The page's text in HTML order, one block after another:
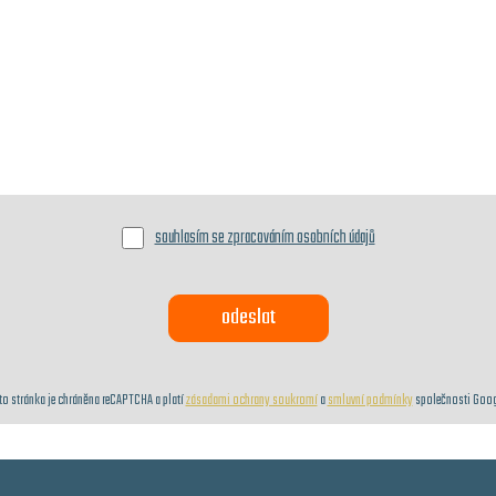
souhlasím se zpracováním osobních údajů
stránka je chráněna reCAPTCHA a platízásadami ochrany soukromíasmluvní podmínkyspolečnosti